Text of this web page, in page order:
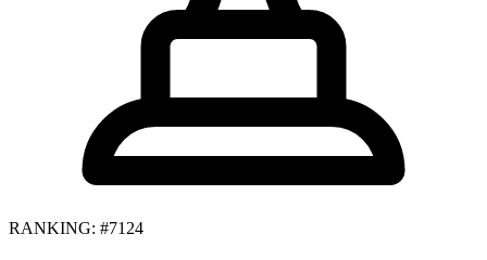
RANKING: #7124